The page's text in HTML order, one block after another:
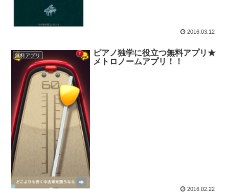
2016.03.12
無料アプリ
ピアノ独学に役立つ無料アプリ★
メトロノームアプリ！！
2016.02.22